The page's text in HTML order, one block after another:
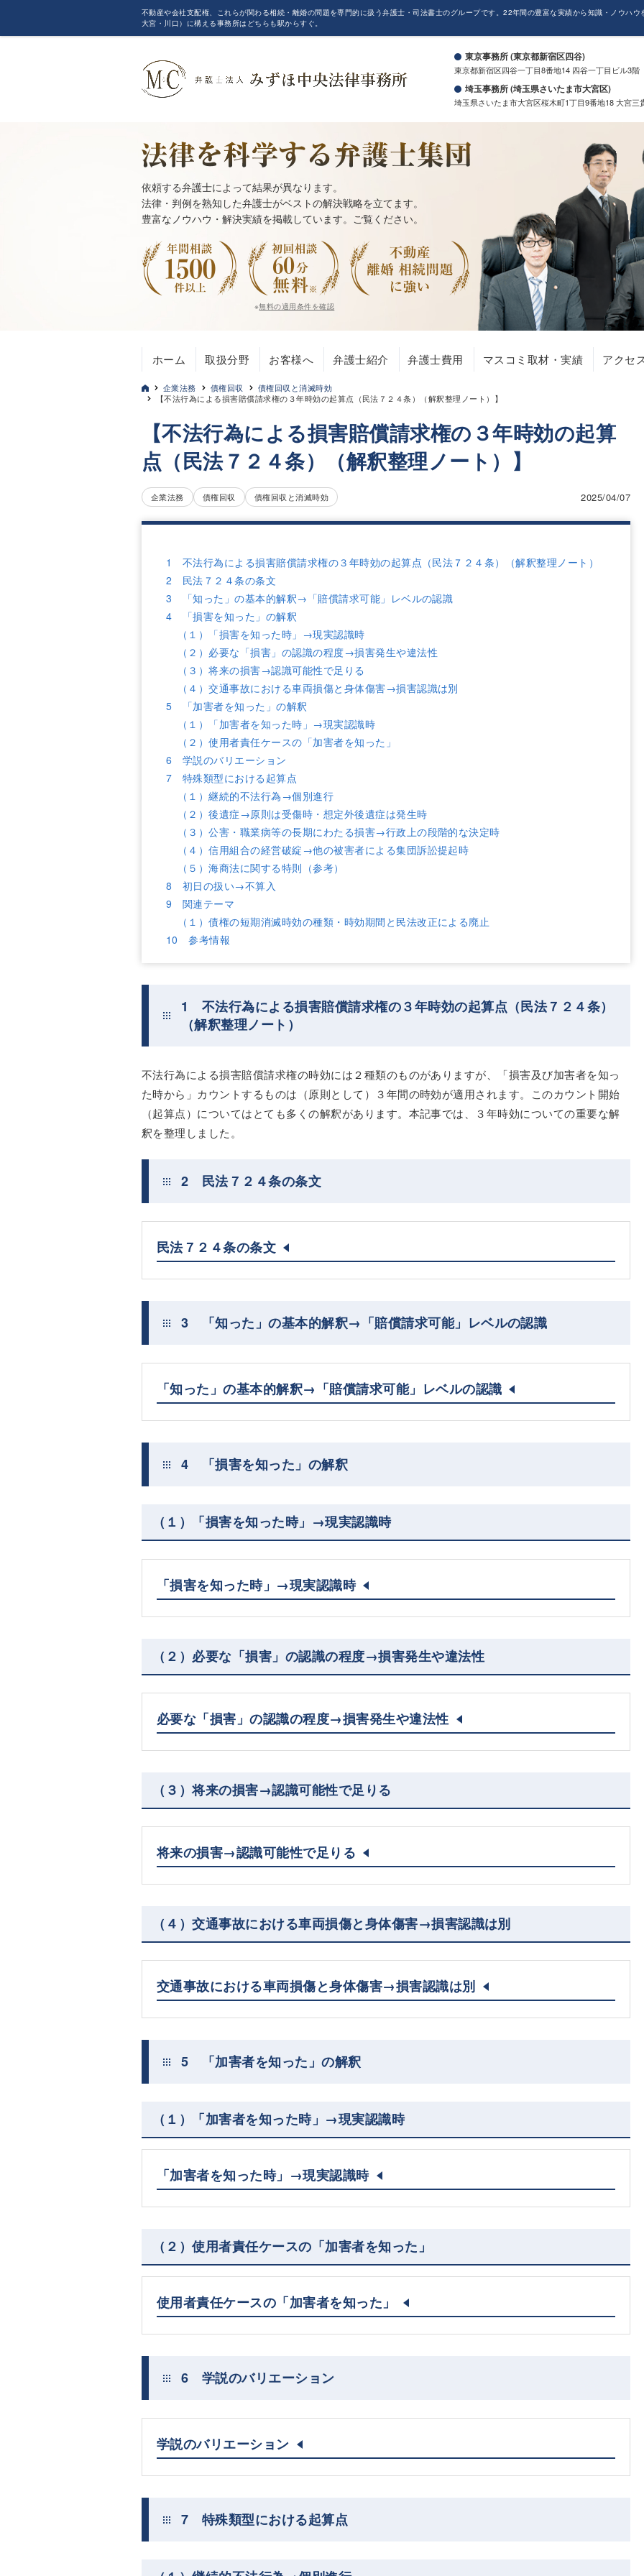
不動産や会社支配権、これらが関わる相続・離婚の問題を専門的に扱う弁護士・司法書士のグループです。22年間の豊富な実績から知識・ノウハ
大宮・川口）に構える事務所はどちらも駅からすぐ。
東京事務所 (東京都新宿区四谷)
東京都新宿区四谷一丁目8番地14 四谷一丁目ビル3階
埼玉事務所 (埼玉県さいたま市大宮区)
埼玉県さいたま市大宮区桜木町1丁目9番地18 大宮三
依頼する弁護士によって結果が異なります。
法律・判例を熟知した弁護士がベストの解決戦略を立てます。
豊富なノウハウ・解決実績を掲載しています。ご覧ください。
※無料の適用条件を確認
ホーム 取扱分野 お客様へ 弁護士紹介 弁護士費用 マスコミ取材・実績 アクセ
企業法務 債権回収
債権回収と消滅時効
【不法行為による損害賠償請求権の３年時効の起算点（民法７２４条）（解釈整理ノート）】
【不法行為による損害賠償請求権の３年時効の起算
点（民法７２４条）（解釈整理ノート）】
企業法務 債権回収 債権回収と消滅時効 2025/04/07
1 不法行為による損害賠償請求権の３年時効の起算点（民法７２４条）（解釈整理ノート）
2 民法７２４条の条文
3 「知った」の基本的解釈→「賠償請求可能」レベルの認識
4 「損害を知った」の解釈
（１）「損害を知った時」→現実認識時
（２）必要な「損害」の認識の程度→損害発生や違法性
（３）将来の損害→認識可能性で足りる
（４）交通事故における車両損傷と身体傷害→損害認識は別
5 「加害者を知った」の解釈
（１）「加害者を知った時」→現実認識時
（２）使用者責任ケースの「加害者を知った」
6 学説のバリエーション
7 特殊類型における起算点
（１）継続的不法行為→個別進行
（２）後遺症→原則は受傷時・想定外後遺症は発生時
（３）公害・職業病等の長期にわたる損害→行政上の段階的な決定時
（４）信用組合の経営破綻→他の被害者による集団訴訟提起時
（５）海商法に関する特則（参考）
8 初日の扱い→不算入
9 関連テーマ
（１）債権の短期消滅時効の種類・時効期間と民法改正による廃止
10 参考情報
1 不法行為による損害賠償請求権の３年時効の起算点（民法７２４条）
（解釈整理ノート）
不法行為による損害賠償請求権の時効には２種類のものがありますが、「損害及び加害者を知っ
た時から」カウントするものは（原則として）３年間の時効が適用されます。このカウント開始
（起算点）についてはとても多くの解釈があります。本記事では、３年時効についての重要な解
釈を整理しました。
2 民法７２４条の条文
民法７２４条の条文
3 「知った」の基本的解釈→「賠償請求可能」レベルの認識
「知った」の基本的解釈→「賠償請求可能」レベルの認識
4 「損害を知った」の解釈
（１）「損害を知った時」→現実認識時
「損害を知った時」→現実認識時
（２）必要な「損害」の認識の程度→損害発生や違法性
必要な「損害」の認識の程度→損害発生や違法性
（３）将来の損害→認識可能性で足りる
将来の損害→認識可能性で足りる
（４）交通事故における車両損傷と身体傷害→損害認識は別
交通事故における車両損傷と身体傷害→損害認識は別
5 「加害者を知った」の解釈
（１）「加害者を知った時」→現実認識時
「加害者を知った時」→現実認識時
（２）使用者責任ケースの「加害者を知った」
使用者責任ケースの「加害者を知った」
6 学説のバリエーション
学説のバリエーション
7 特殊類型における起算点